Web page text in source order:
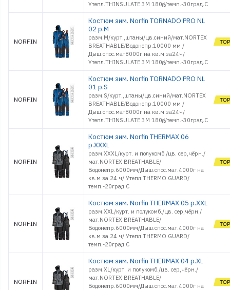
Утепл.THINSULATE 3M 180g/темп.-30град.С
NORFIN
Костюм зим. Norfin TORNADO PRO NL
02 р.M
разм.M/курт.,штаны/цв.синий/мат.NORTEX
BREATHABLE/Водонепр.10000 мм /
Дыш.спос.мат8000г на кв.м за24ч/
Утепл.THINSULATE 3M 180g/темп.-30град.С
NORFIN
Костюм зим. Norfin TORNADO PRO NL
01 р.S
разм.S/курт.,штаны/цв.синий/мат.NORTEX
BREATHABLE/Водонепр.10000 мм /
Дыш.спос.мат8000г на кв.м за24ч/
Утепл.THINSULATE 3M 180g/темп.-30град.С
NORFIN
Костюм зим. Norfin THERMAX 06
р.XXXL
разм.XXXL/курт. и полукомб./цв. сер,чёрн./
мат.NORTEX BREATHABLE/
Водонепр.6000мм/Дыш.спос.мат.4000г на
кв.м за 24 ч/ Утепл.THERMO GUARD/
темп.-20град.С
NORFIN
Костюм зим. Norfin THERMAX 05 р.XXL
разм.XXL/курт. и полукомб./цв. сер,чёрн./
мат.NORTEX BREATHABLE/
Водонепр.6000мм/Дыш.спос.мат.4000г на
кв.м за 24 ч/ Утепл.THERMO GUARD/
темп.-20град.С
NORFIN
Костюм зим. Norfin THERMAX 04 р.XL
разм.XL/курт. и полукомб./цв. сер,чёрн./
мат.NORTEX BREATHABLE/
Водонепр.6000мм/Дыш.спос.мат.4000г на